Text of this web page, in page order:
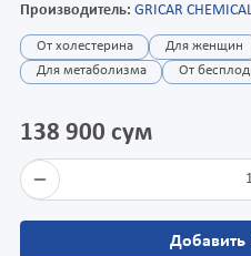
Производитель: GRICAR
От холестерина Для женщин
Для метаболизма
От
138 900 сум
Добавить